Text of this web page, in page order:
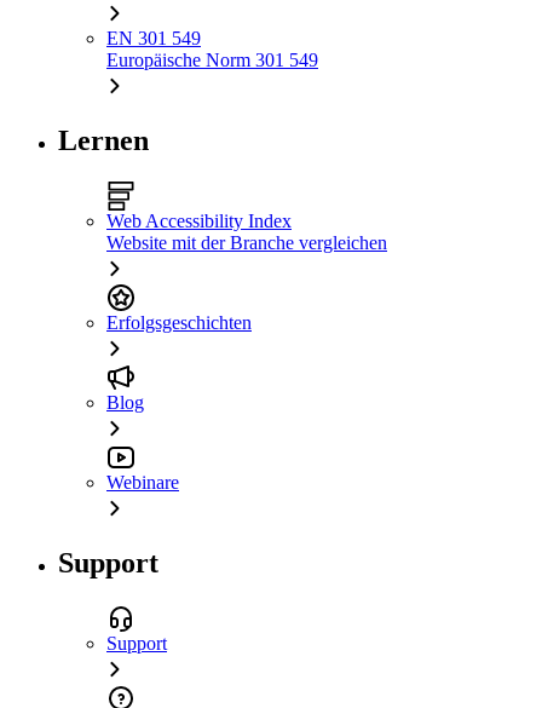
EN 301 549
Europäische Norm 301 549
Lernen
Web Accessibility Index
Website mit der Branche vergleichen
Erfolgsgeschichten
Blog
Webinare
Support
Support